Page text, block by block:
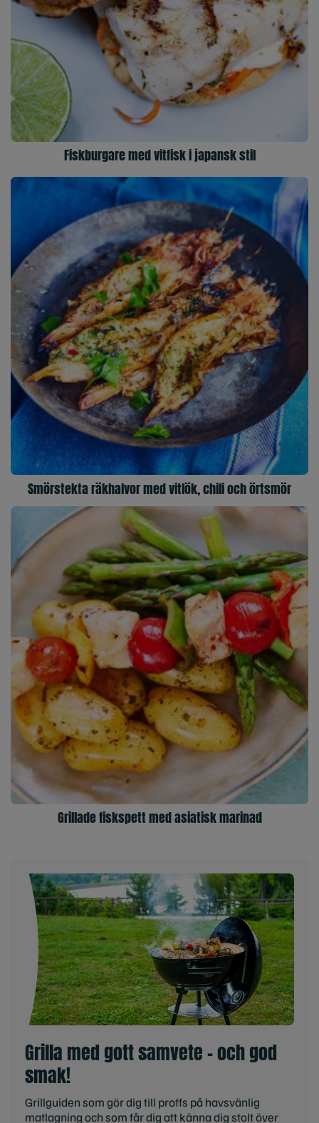
Fiskburgare med vitfisk i japansk stil
Smörstekta räkhalvor med vitlök, chili och örtsmör
Grillade fiskspett med asiatisk marinad
Grilla med gott samvete - och god
smak!
Grillguiden som gör dig till proffs på havsvänlig
matlagning och som får dig att känna dig stolt över